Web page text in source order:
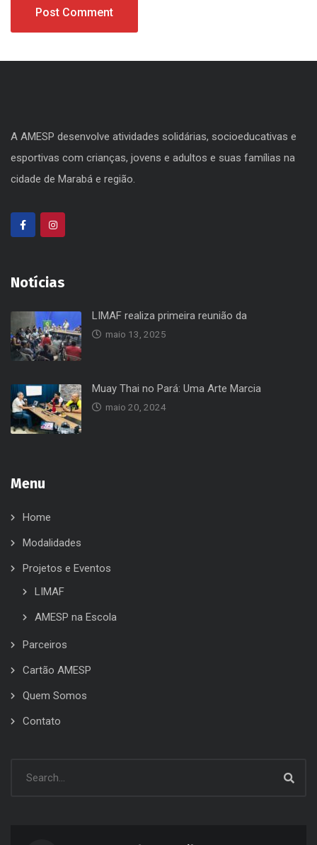
A AMESP desenvolve atividades solidárias, socioeducativas e
esportivas com crianças, jovens e adultos e suas famílias na
cidade de Marabá e região.
Notícias
LIMAF realiza primeira reunião da
maio 13, 2025
Muay Thai no Pará: Uma Arte Marcia
maio 20, 2024
Menu
Home
Modalidades
Projetos e Eventos
LIMAF
AMESP na Escola
Parceiros
Cartão AMESP
Quem Somos
Contato